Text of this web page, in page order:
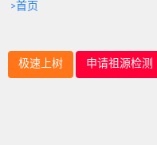
>首页
极速上树 申请祖源检测